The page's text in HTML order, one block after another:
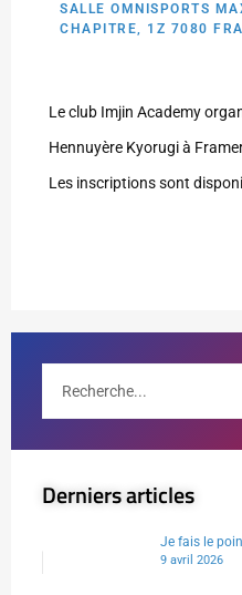
SALLE OMNISPORTS
CHAPITRE, 1Z 7080
Le club Imjin Academy
Hennuyère Kyorugi à
Les inscriptions sont
Derniers articles
Je fais le
9 avril 2026